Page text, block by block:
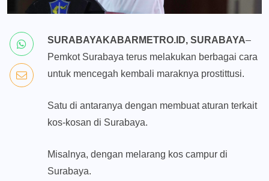
SURABAYAKABARMETRO.ID, SURABAYA–
Pemkot Surabaya terus melakukan berbagai cara
untuk mencegah kembali maraknya prostittusi.
Satu di antaranya dengan membuat aturan terkait
kos-kosan di Surabaya.
Misalnya, dengan melarang kos campur di
Surabaya.